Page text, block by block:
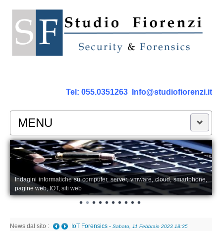
Tel: 055.0351263 Info@studiofiorenzi.it
MENU
PERIZIE
Perizia Computer
Perizia Smartphone Tablet,Cell.
Perizia Rete dati
Indagini informatiche su computer, server, vmware, cloud, smartphone,
pagine web, IOT, siti web
News dal sito : IoT Forensics - Sabato, 11 Febbraio 2023 18:35